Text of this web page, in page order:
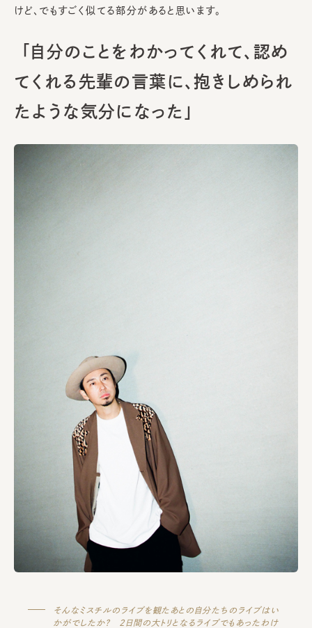
けど、でもすごく似てる部分があると思います。
「自分のことをわかってくれて、認め
てくれる先輩の言葉に、抱きしめられ
たような気分になった」
そんなミスチルのライブを観たあとの自分たちのライブはい
かがでしたか？ 2日間の大トリとなるライブでもあったわけ